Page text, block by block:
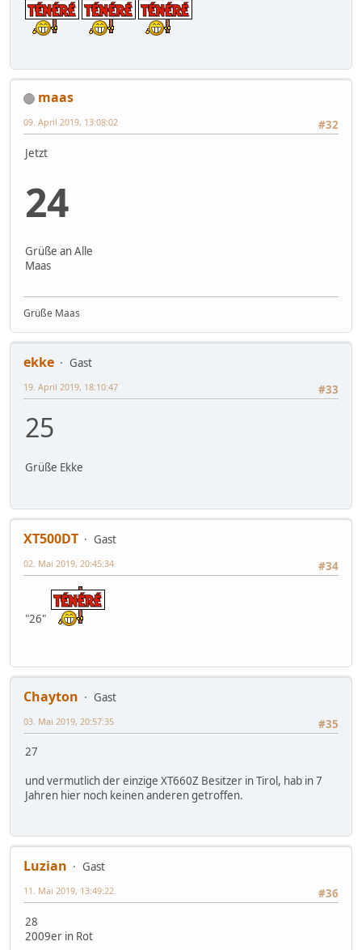
maas
#32
09. April 2019, 13:08:02
Jetzt
24
Grüße an Alle
Maas
Grüße Maas
ekke
Gast
#33
19. April 2019, 18:10:47
25
Grüße Ekke
XT500DT
Gast
#34
02. Mai 2019, 20:45:34
"26"
Chayton
Gast
#35
03. Mai 2019, 20:57:35
27
und vermutlich der einzige XT660Z Besitzer in Tirol, hab in 7
Jahren hier noch keinen anderen getroffen.
Luzian
Gast
#36
11. Mai 2019, 13:49:22
28
2009er in Rot